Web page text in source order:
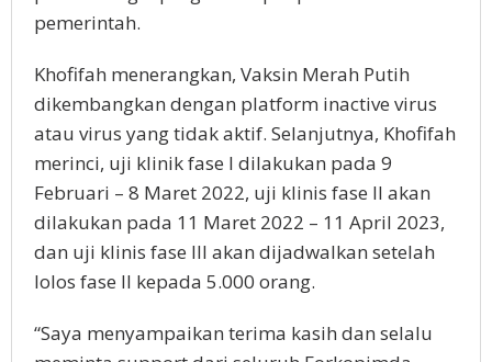
pemerintah.
Khofifah menerangkan, Vaksin Merah Putih
dikembangkan dengan platform inactive virus
atau virus yang tidak aktif. Selanjutnya, Khofifah
merinci, uji klinik fase I dilakukan pada 9
Februari – 8 Maret 2022, uji klinis fase II akan
dilakukan pada 11 Maret 2022 – 11 April 2023,
dan uji klinis fase III akan dijadwalkan setelah
lolos fase II kepada 5.000 orang.
“Saya menyampaikan terima kasih dan selalu